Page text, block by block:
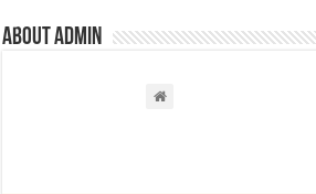
About admin